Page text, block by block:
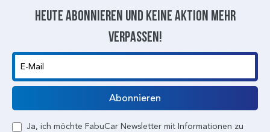
Heute abonnieren und keine aktion mehr
verpassen!
E-Mail
Abonnieren
Ja, ich möchte FabuCar Newsletter mit Informationen zu